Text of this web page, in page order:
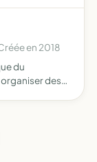
en 2018
du
des